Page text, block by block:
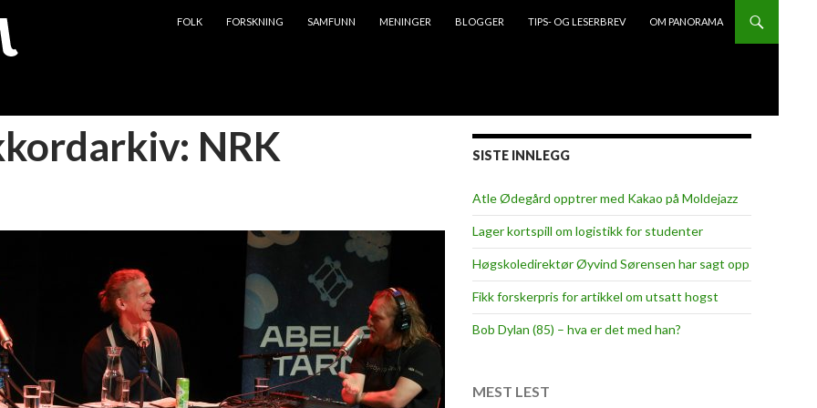
FOLK
FORSKNING SAMFUNN MENINGER BLOGGER TIPS- OG LESERBREV OM PANORAMA
NRK SISTE INNLEGG
Atle Ødegård opptrer med Kakao på Moldejazz
Lager kortspill om logistikk for studenter
Høgskoledirektør Øyvind Sørensen har sagt opp
Fikk forskerpris for artikkel om utsatt hogst
Bob Dylan (85) – hva er det med han?
MEST LEST